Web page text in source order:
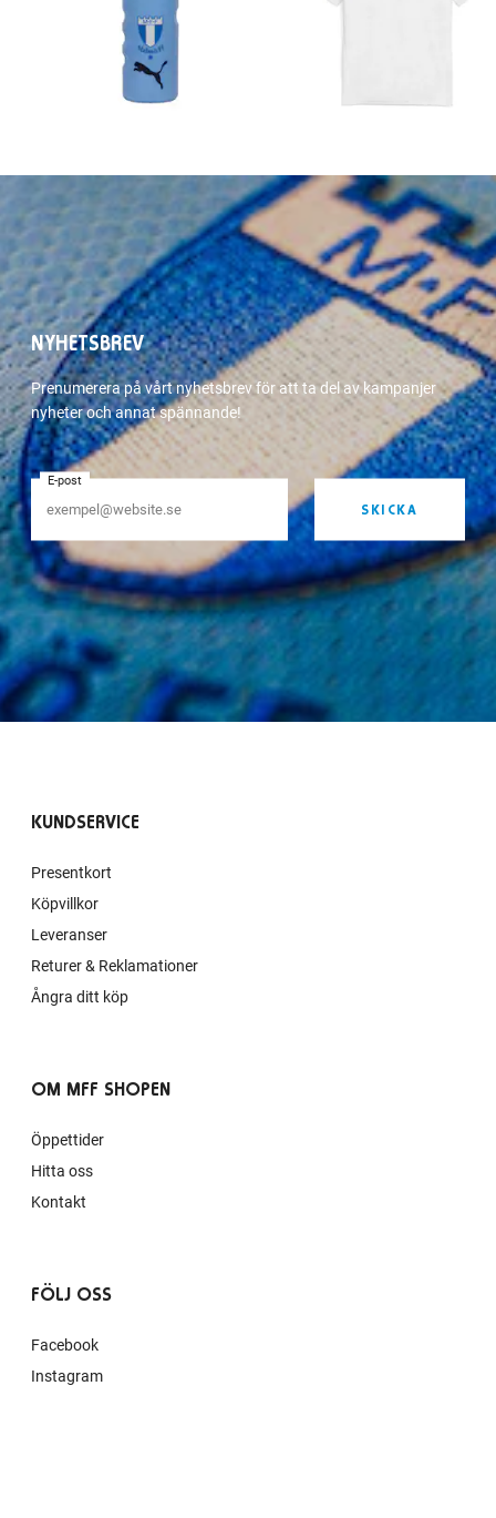
NYHETSBREV
Prenumerera på vårt nyhetsbrev för att ta del av kampanjer
nyheter och annat spännande!
E-post
SKICKA
KUNDSERVICE
Presentkort
Köpvillkor
Leveranser
Returer & Reklamationer
Ångra ditt köp
OM MFF SHOPEN
Öppettider
Hitta oss
Kontakt
FÖLJ OSS
Facebook
Instagram